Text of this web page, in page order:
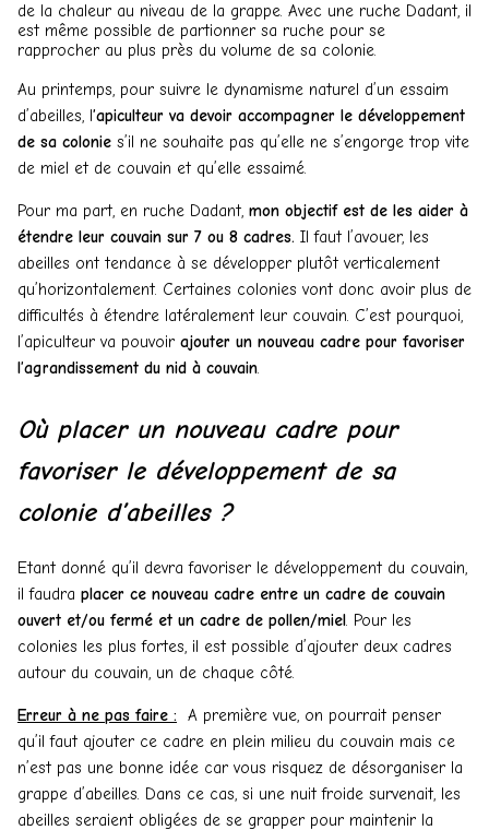
de la chaleur au niveau de la grappe. Avec une ruche Dadant, il
est même possible de partionner sa ruche pour se
rapprocher au plus près du volume de sa colonie.
Au printemps, pour suivre le dynamisme naturel d’un essaim
d’abeilles, l’apiculteur va devoir accompagner le développement
de sa colonie s’il ne souhaite pas qu’elle ne s’engorge trop vite
de miel et de couvain et qu’elle essaimé.
Pour ma part, en ruche Dadant, mon objectif est de les aider à
étendre leur couvain sur 7 ou 8 cadres. Il faut l’avouer, les
abeilles ont tendance à se développer plutôt verticalement
qu’horizontalement. Certaines colonies vont donc avoir plus de
difficultés à étendre latéralement leur couvain. C’est pourquoi,
l’apiculteur va pouvoir ajouter un nouveau cadre pour favoriser
l’agrandissement du nid à couvain.
Où placer un nouveau cadre pour
favoriser le développement de sa
colonie d’abeilles ?
Etant donné qu’il devra favoriser le développement du couvain,
il faudra placer ce nouveau cadre entre un cadre de couvain
ouvert et/ou fermé et un cadre de pollen/miel. Pour les
colonies les plus fortes, il est possible d’ajouter deux cadres
autour du couvain, un de chaque côté.
Erreur à ne pas faire : A première vue, on pourrait penser
qu’il faut ajouter ce cadre en plein milieu du couvain mais ce
n’est pas une bonne idée car vous risquez de désorganiser la
grappe d’abeilles. Dans ce cas, si une nuit froide survenait, les
abeilles seraient obligées de se grapper pour maintenir la